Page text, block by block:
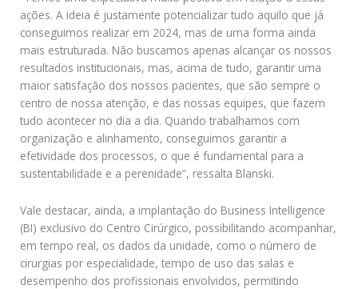
ações. A ideia é justamente potencializar tudo aquilo que já
conseguimos realizar em 2024, mas de uma forma ainda
mais estruturada. Não buscamos apenas alcançar os nossos
resultados institucionais, mas, acima de tudo, garantir uma
maior satisfação dos nossos pacientes, que são sempre o
centro de nossa atenção, e das nossas equipes, que fazem
tudo acontecer no dia a dia. Quando trabalhamos com
organização e alinhamento, conseguimos garantir a
efetividade dos processos, o que é fundamental para a
sustentabilidade e a perenidade”, ressalta Blanski.
Vale destacar, ainda, a implantação do Business Intelligence
(BI) exclusivo do Centro Cirúrgico, possibilitando acompanhar,
em tempo real, os dados da unidade, como o número de
cirurgias por especialidade, tempo de uso das salas e
desempenho dos profissionais envolvidos, permitindo